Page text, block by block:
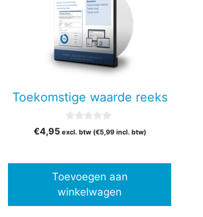
Toekomstige waarde reeks
v
5
€4,95 excl. btw (€5,99incl. btw)
Toevoegen aan
winkelwagen